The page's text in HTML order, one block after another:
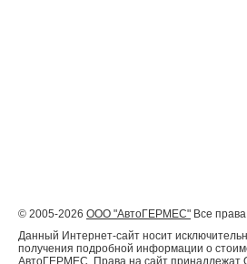
© 2005-2026 ООО "АвтоГЕРМЕС" Все
Данный Интернет-сайт носит
получения подробной информации о
АвтоГЕРМЕС. Права на сайт принадлежат